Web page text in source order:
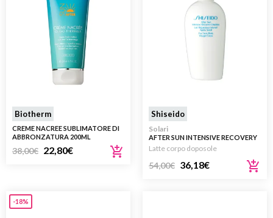
Biotherm
CREME NACREE SUBLIMATORE DI
ABBRONZATURA 200ML
38,00€ 22,80€
Shiseido
Solari
AFTER SUN INTENSIVE RECOVERY
EMULSION DOPOSOLE VISO E
CORPO 300ML
Latte corpo doposole
54,00€ 36,18€
-18%